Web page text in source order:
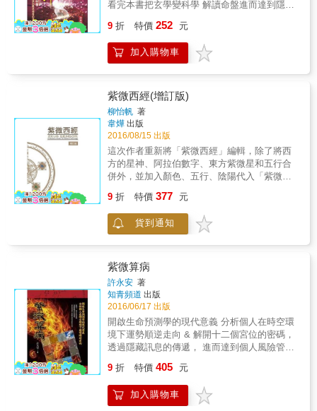
轉化成為自己能夠一手掌握的知識。
看完本書把玄學變科學 解讀命盤進而達到隱惡
數的命盤上，瞭解「鬼神」的存在。希望能當
成溝通陰陽二界的橋樑，讓命理師盡力調和
「陰陽」。 書中諸多命例，皆是作者近十年來
9 折 特價 252 元
加入購物車
紫微西經(增訂版)
柳怡帆 著
韋燁 出版
2016/08/15 出版
這次作者重新將「紫微西經」編輯，除了將西
方的星神、阿拉伯數字、東方紫微星和五行合
併外，並加入顏色、五行、陰陽代入「紫微西
同宮位的陰陽五行的主屬性，將它們演譯為紫
微裡分類的天盤、地盤和人盤，來驗時間對紫
微113顆星的運轉是唇齒相依互相關聯的。 增
與進一步的瞭解自已，讓自已生活取得平衡。
作者為了感謝讀者們，新開發「www.109 玉皇
大帝」的社交互聯網絡的平台，提供更多專屬
於個人的相關資訊外，也將我們遠在天南地北
世界各處的友人與志同道合的讀者們串連起
來，一起分享「紫微西經」裡各種美妙的發
現。 本書特色 不同於其他中國占星術，本書作
者用西方科學方式，所有的星星都配用英文名
稱和描述，其中14顆主星採用希臘神話著名人
的紫微斗數，並結合現代科技將五行學說與紫
微合為一體，組成更貼近現代生活方式的現代
9 折 特價 377 元
貨到通知
紫微算病
許永安 著
知青頻道 出版
2016/06/17 出版
開啟生命預測學的現代意義 分析個人在時空環
境下運勢順逆走向 & 解開十二個宮位的密碼，
透過隱藏訊息的傳遞， 進而達到個人風險管理
福財等六宮，但也將四化星及飛星四化的連動
涉入狀態，大幅度的編寫這方面的內容，書中
更添加了六吉星「昌曲左右魁鉞」在十二宮位
9 折 特價 405 元
加入購物車